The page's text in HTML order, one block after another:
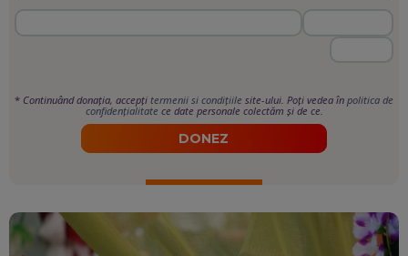
* Continuând donația, accepți termenii si condițiile site-ului. Poți vedea în politica de
confidențialitate ce date personale colectăm și de ce.
DONEZ